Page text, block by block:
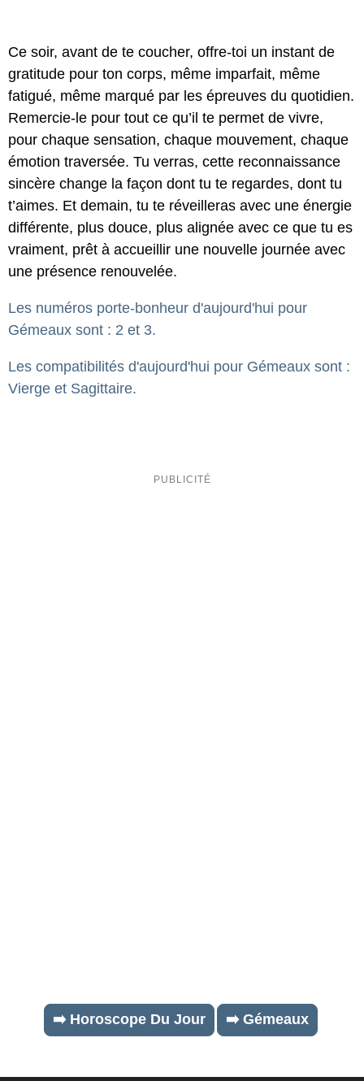
Ce soir, avant de te coucher, offre-toi un instant de
gratitude pour ton corps, même imparfait, même
fatigué, même marqué par les épreuves du quotidien.
Remercie-le pour tout ce qu’il te permet de vivre,
pour chaque sensation, chaque mouvement, chaque
émotion traversée. Tu verras, cette reconnaissance
sincère change la façon dont tu te regardes, dont tu
t’aimes. Et demain, tu te réveilleras avec une énergie
différente, plus douce, plus alignée avec ce que tu es
vraiment, prêt à accueillir une nouvelle journée avec
une présence renouvelée.
Les numéros porte-bonheur d'aujourd'hui pour
Gémeaux sont : 2 et 3.
Les compatibilités d'aujourd'hui pour Gémeaux sont :
Vierge et Sagittaire.
➡️ Horoscope Du Jour ➡️ Gémeaux